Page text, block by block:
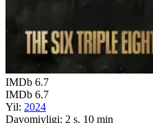
IMDb 6.7
IMDb 6.7
Yil: 2024
Davomiyligi: 2 s. 10 min